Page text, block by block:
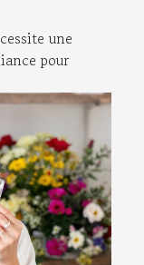
une
pour